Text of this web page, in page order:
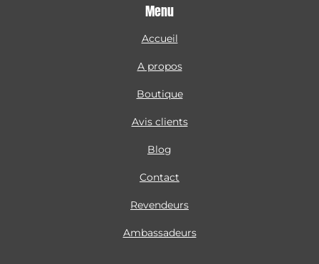
Menu
Accueil
A propos
Boutique
Avis clients
Blog
Contact
Revendeurs
Ambassadeurs